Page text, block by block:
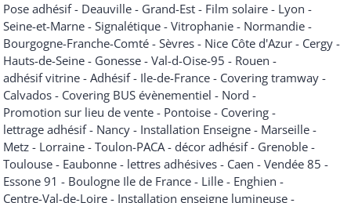
Pose adhésif - Deauville - Grand-Est - Film solaire - Lyon -
Seine-et-Marne - Signalétique - Vitrophanie - Normandie -
Bourgogne-Franche-Comté - Sèvres - Nice Côte d'Azur - Cergy -
Hauts-de-Seine - Gonesse - Val-d-Oise-95 - Rouen -
adhésif vitrine - Adhésif - Ile-de-France - Covering tramway -
Calvados - Covering BUS évènementiel - Nord -
Promotion sur lieu de vente - Pontoise - Covering -
lettrage adhésif - Nancy - Installation Enseigne - Marseille -
Metz - Lorraine - Toulon-PACA - décor adhésif - Grenoble -
Toulouse - Eaubonne - lettres adhésives - Caen - Vendée 85 -
Essone 91 - Boulogne Ile de France - Lille - Enghien -
Centre-Val-de-Loire - Installation enseigne lumineuse -